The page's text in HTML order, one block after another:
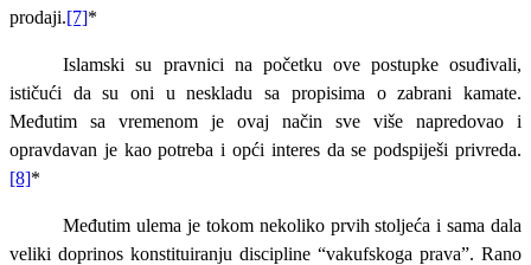
prodaji.[7]*
Islamski su pravnici na početku ove postupke osuđivali,
ističući da su oni u neskladu sa propisima o zabrani kamate.
Međutim sa vremenom je ovaj način sve više napredovao i
opravdavan je kao potreba i opći interes da se podspiješi privreda.
[8]*
Međutim ulema je tokom nekoliko prvih stoljeća i sama dala
veliki doprinos konstituiranju discipline “vakufskoga prava”. Rano